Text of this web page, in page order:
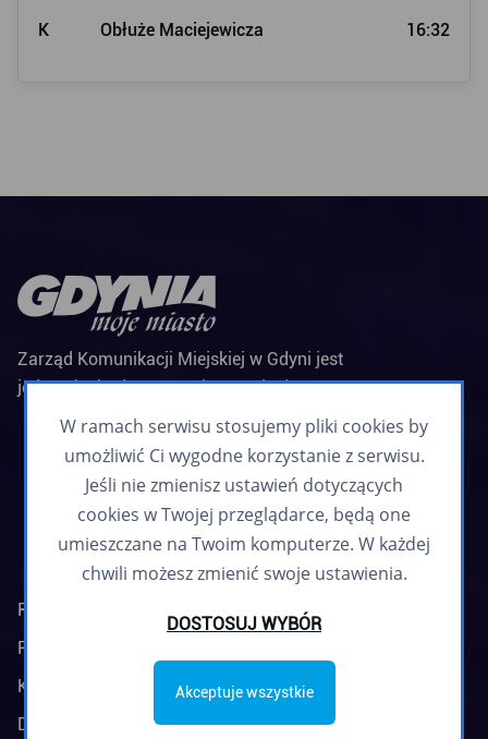
K Obłuże Maciejewicza 16:32
Zarząd Komunikacji Miejskiej w Gdyni jest
jednostką budżetową Miasta Gdyni
Biuletyn informacyjny
Zapisz się
Regulamin biuletynu
Polityka prywatności
Klauzule informacyjne
Deklaracja dostępności
W ramach serwisu stosujemy pliki cookies by
umożliwić Ci wygodne korzystanie z serwisu.
Jeśli nie zmienisz ustawień dotyczących
cookies w Twojej przeglądarce, będą one
umieszczane na Twoim komputerze. W każdej
chwili możesz zmienić swoje ustawienia.
DOSTOSUJ WYBÓR
Akceptuje wszystkie